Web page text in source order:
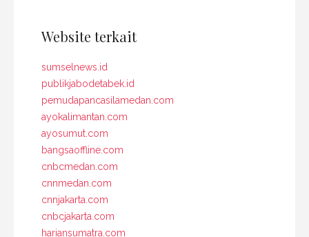
Website terkait
sumselnews.id
publikjabodetabek.id
pemudapancasilamedan.com
ayokalimantan.com
ayosumut.com
bangsaoffline.com
cnbcmedan.com
cnnmedan.com
cnnjakarta.com
cnbcjakarta.com
hariansumatra.com